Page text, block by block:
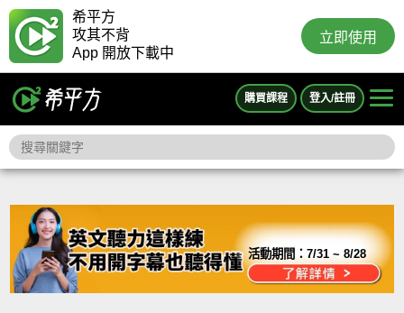
希平方
攻其不背
App 開放下載中
立即使用
購買課程 登入/註冊
活動期間：7/31 ~ 8/28